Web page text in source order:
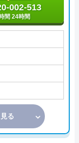
002-513
間 24時間
る